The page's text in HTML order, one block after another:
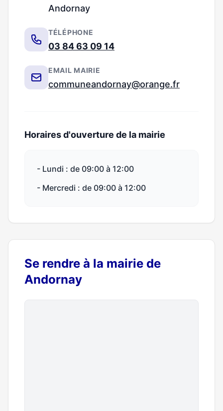
Andornay
TÉLÉPHONE
03 84 63 09 14
EMAIL MAIRIE
communeandornay@orange.fr
Horaires d'ouverture de la mairie
- Lundi : de 09:00 à 12:00
- Mercredi : de 09:00 à 12:00
Se rendre à la mairie de
Andornay